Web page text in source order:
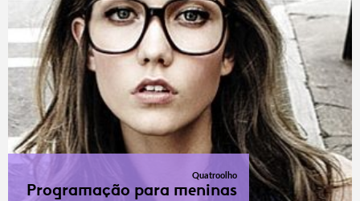
Quatroolho
Programação para meninas